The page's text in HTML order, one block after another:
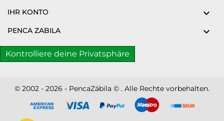
IHR KONTO 
PENCA ZABILA 
Kontrolliere deine Privatsphäre
© 2002 - 2026 - PencaZábila © . Alle Rechte vorbehalten.